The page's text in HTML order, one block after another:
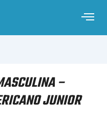
–
JUNIOR